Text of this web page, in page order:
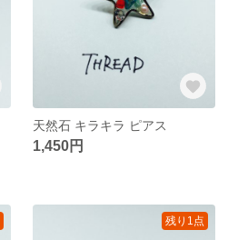
天然石 キラキラ ピアス
1,450円
残り1点